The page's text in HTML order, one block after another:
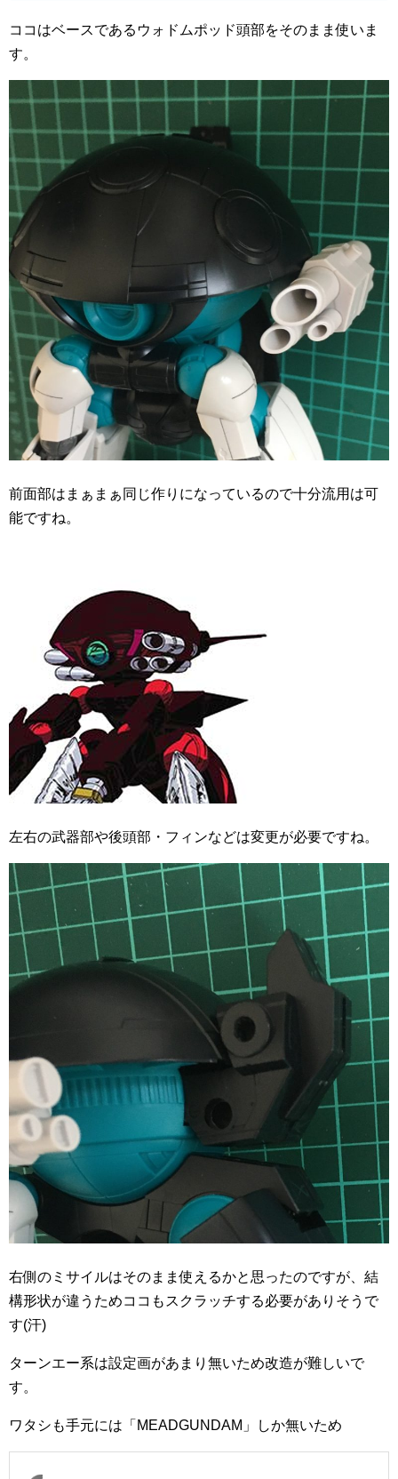
ココはベースであるウォドムポッド頭部をそのまま使いま
す。
前面部はまぁまぁ同じ作りになっているので十分流用は可
能ですね。
左右の武器部や後頭部・フィンなどは変更が必要ですね。
右側のミサイルはそのまま使えるかと思ったのですが、結
構形状が違うためココもスクラッチする必要がありそうで
す(汗)
ターンエー系は設定画があまり無いため改造が難しいで
す。
ワタシも手元には「MEADGUNDAM」しか無いため